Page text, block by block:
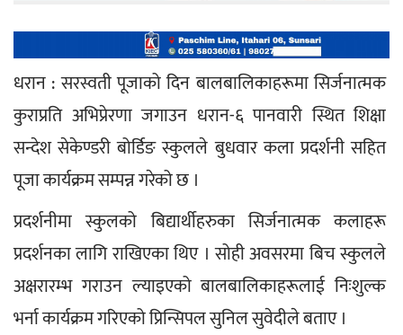
धरान : सरस्वती पूजाको दिन बालबालिकाहरूमा सिर्जनात्मक
कुराप्रति अभिप्रेरणा जगाउन धरान-६ पानवारी स्थित शिक्षा
सन्देश सेकेण्डरी बोर्डिङ स्कुलले बुधवार कला प्रदर्शनी सहित
पूजा कार्यक्रम सम्पन्न गरेको छ ।
प्रदर्शनीमा स्कुलको बिद्यार्थीहरुका सिर्जनात्मक कलाहरू
प्रदर्शनका लागि राखिएका थिए । सोही अवसरमा बिच स्कुलले
अक्षरारम्भ गराउन ल्याइएको बालबालिकाहरूलाई निःशुल्क
भर्ना कार्यक्रम गरिएको प्रिन्सिपल सुनिल सुवेदीले बताए ।